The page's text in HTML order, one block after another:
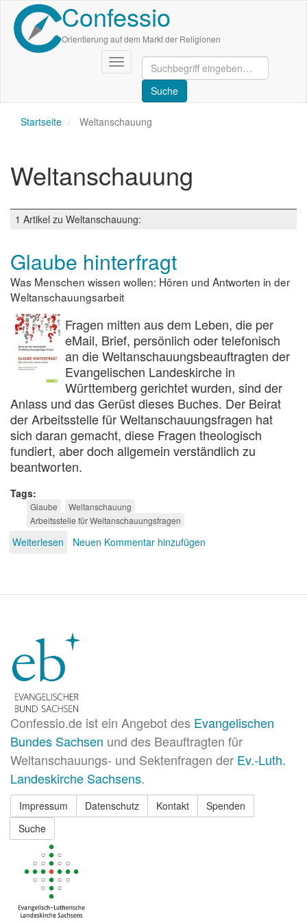
Direkt
zum
Inhalt
Confessio
Orientierung auf dem Markt der Religionen
Navigation
aktivieren/deaktivieren
Startseite Weltanschauung
Weltanschauung
1 Artikel zu Weltanschauung:
Glaube hinterfragt
Was Menschen wissen wollen: Hören und Antworten in der
Weltanschauungsarbeit
Fragen mitten aus dem Leben, die per
eMail, Brief, persönlich oder telefonisch
an die Weltanschauungsbeauftragten der
Evangelischen Landeskirche in
Württemberg gerichtet wurden, sind der
Anlass und das Gerüst dieses Buches. Der Beirat
der Arbeitsstelle für Weltanschauungsfragen hat
sich daran gemacht, diese Fragen theologisch
fundiert, aber doch allgemein verständlich zu
beantworten.
Tags
Glaube
Weltanschauung
Arbeitsstelle für Weltanschauungsfragen
Weiterlesen über
Neuen Kommentar hinzufügen
Confessio.de ist ein Angebot des Evangelischen
Bundes Sachsen und des Beauftragten für
Weltanschauungs- und Sektenfragen der Ev.-Luth.
Landeskirche Sachsens.
Impressum Datenschutz Kontakt
Spenden
Suche